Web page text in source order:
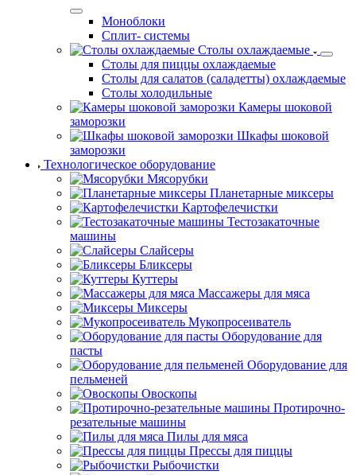
Моноблоки
Сплит- системы
Столы охлаждаемые
Столы для пиццы охлаждаемые
Столы для салатов (саладетты) охлаждаемые
Столы холодильные
Камеры шоковой
заморозки
Шкафы шоковой
заморозки
Технологическое оборудование
Мясорубки
Планетарные миксеры
Картофелечистки
Тестозакаточные
машины
Слайсеры
Бликсеры
Куттеры
Массажеры для мяса
Миксеры
Мукопросеиватель
Оборудование для
пасты
Оборудование для
пельменей
Овоскопы
Протирочно-
резательные машины
Пилы для мяса
Прессы для пиццы
Рыбочистки